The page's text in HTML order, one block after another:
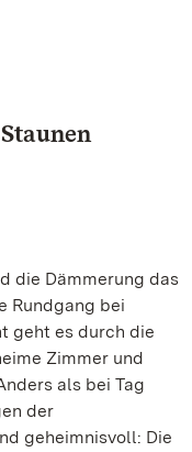
die Dämmerung das
Rundgang bei
geht es durch die
Zimmer und
als bei Tag
der
geheimnisvoll: Die